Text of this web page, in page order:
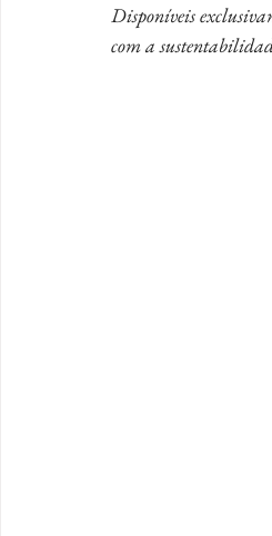
Disponíveis
com a